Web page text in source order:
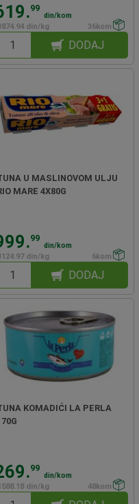
99
din/kom
din/kg
36kom
DODAJ
U MASLINOVOM ULJU
MARE 4X80G
99
din/kom
din/kg
6kom
DODAJ
KOMADIĆI LA PERLA
99
din/kom
din/kg
48kom